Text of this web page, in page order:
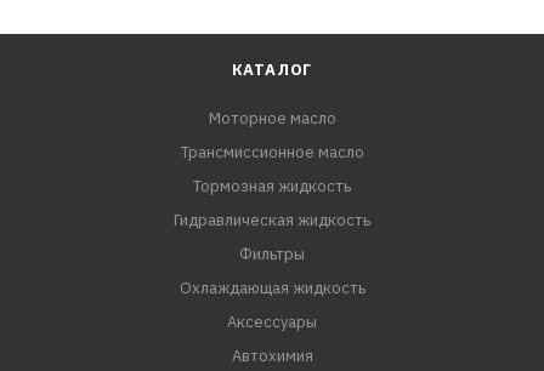
КАТАЛОГ
Моторное масло
Трансмиссионное масло
Тормозная жидкость
Гидравлическая жидкость
Фильтры
Охлаждающая жидкость
Аксессуары
Автохимия